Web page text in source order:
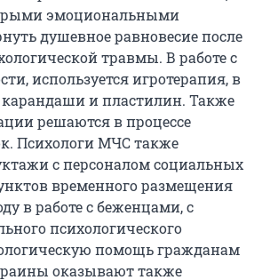
эмоциональными
душевное равновесие после
травмы. В работе с
используется игротерапия, в
карандаши и пластилин. Также
решаются в процессе
Психологи МЧС также
с персоналом социальных
временного размещения
в работе с беженцами, с
психологического
помощь гражданам
оказывают также